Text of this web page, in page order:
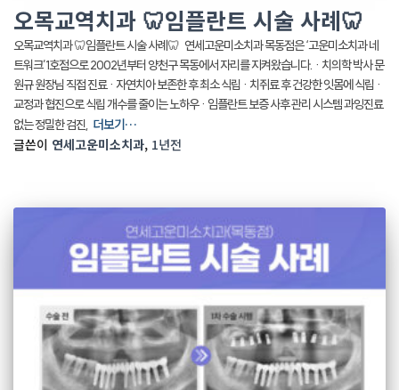
오목교역치과 🦷임플란트 시술 사례🦷
오목교역치과 🦷임플란트 시술 사례🦷 연세고운미소치과 목동점은 ‘고운미소치과 네
트워크’1호점으로 2002년부터 양천구 목동에서 자리를 지켜왔습니다. · 치의학 박사 문
원규 원장님 직접 진료 · 자연치아 보존한 후 최소 식립 · 치쥐료 후 건강한 잇몸에 식립 ·
교정과 협진으로 식립 개수를 줄이는 노하우 · 임플란트 보증 사후 관리 시스템 과잉진료
없는 정밀한 검진, 더보기…
글쓴이 연세고운미소치과, 1년전